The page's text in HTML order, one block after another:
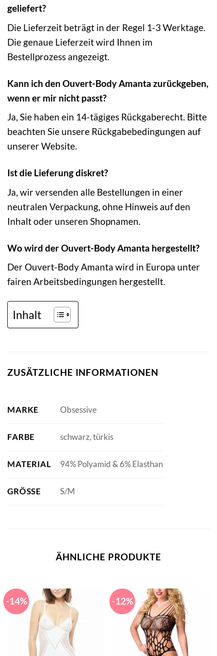
geliefert?
Die Lieferzeit beträgt in der Regel 1-3 Werktage.
Die genaue Lieferzeit wird Ihnen im
Bestellprozess angezeigt.
Kann ich den Ouvert-Body Amanta zurückgeben,
wenn er mir nicht passt?
Ja, Sie haben ein 14-tägiges Rückgaberecht. Bitte
beachten Sie unsere Rückgabebedingungen auf
unserer Website.
Ist die Lieferung diskret?
Ja, wir versenden alle Bestellungen in einer
neutralen Verpackung, ohne Hinweis auf den
Inhalt oder unseren Shopnamen.
Wo wird der Ouvert-Body Amanta hergestellt?
Der Ouvert-Body Amanta wird in Europa unter
fairen Arbeitsbedingungen hergestellt.
Inhalt
ZUSÄTZLICHE INFORMATIONEN
MARKE Obsessive
FARBE schwarz, türkis
MATERIAL 94% Polyamid & 6% Elasthan
GRÖSSE S/M
ÄHNLICHE PRODUKTE
-14% -12%